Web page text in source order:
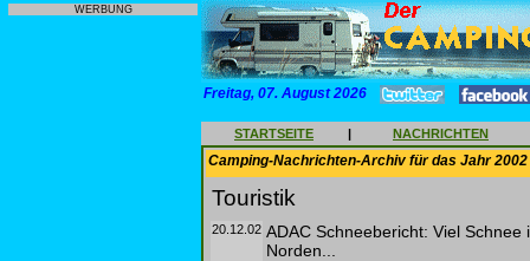
WERBUNG
Freitag, 07. August 2026
STARTSEITE | NACHRICHTEN
Camping-Nachrichten-Archiv für das Jahr 2002
Touristik
20.12.02 ADAC Schneebericht: Viel
Norden...